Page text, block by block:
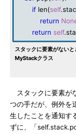
if len(self
return
return self
スタックに要素がない
MyStackクラス
スタックに要素が
つの手だが、例外を
生したことを通知す
ずに、「